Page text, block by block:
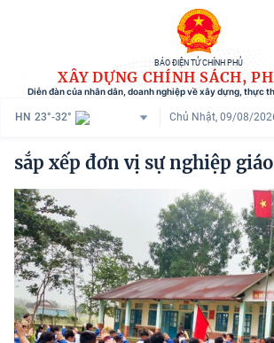
BÁO ĐIỆN TỬ CHÍNH PHỦ
XÂY DỰNG CHÍNH SÁCH,
Diễn đàn của nhân dân, doanh nghiệp về xây dựng, thực
HN 23°-32° Chủ Nhật, 09/08/
Danh mục
Trang chủ
Chính sách mới
Tham vấn chính sách
Người dân góp ý
Doanh nghiệp hiến kế
sắp xếp đơn vị sự nghiệp